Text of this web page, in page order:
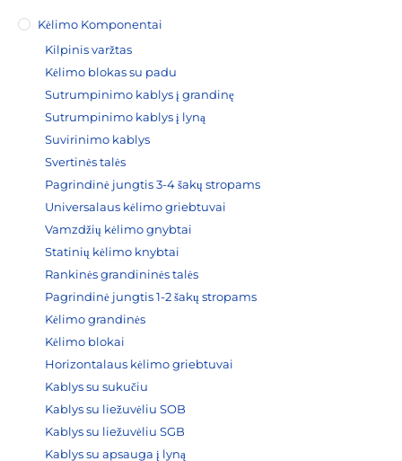
Kėlimo Komponentai
Kilpinis varžtas
Kėlimo blokas su padu
Sutrumpinimo kablys į grandinę
Sutrumpinimo kablys į lyną
Suvirinimo kablys
Svertinės talės
Pagrindinė jungtis 3-4 šakų stropams
Universalaus kėlimo griebtuvai
Vamzdžių kėlimo gnybtai
Statinių kėlimo knybtai
Rankinės grandininės talės
Pagrindinė jungtis 1-2 šakų stropams
Kėlimo grandinės
Kėlimo blokai
Horizontalaus kėlimo griebtuvai
Kablys su sukučiu
Kablys su liežuvėliu SOB
Kablys su liežuvėliu SGB
Kablys su apsauga į lyną